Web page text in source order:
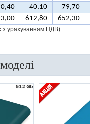
40,10 79,70
612,80 652,30
з урахуванням ПДВ)